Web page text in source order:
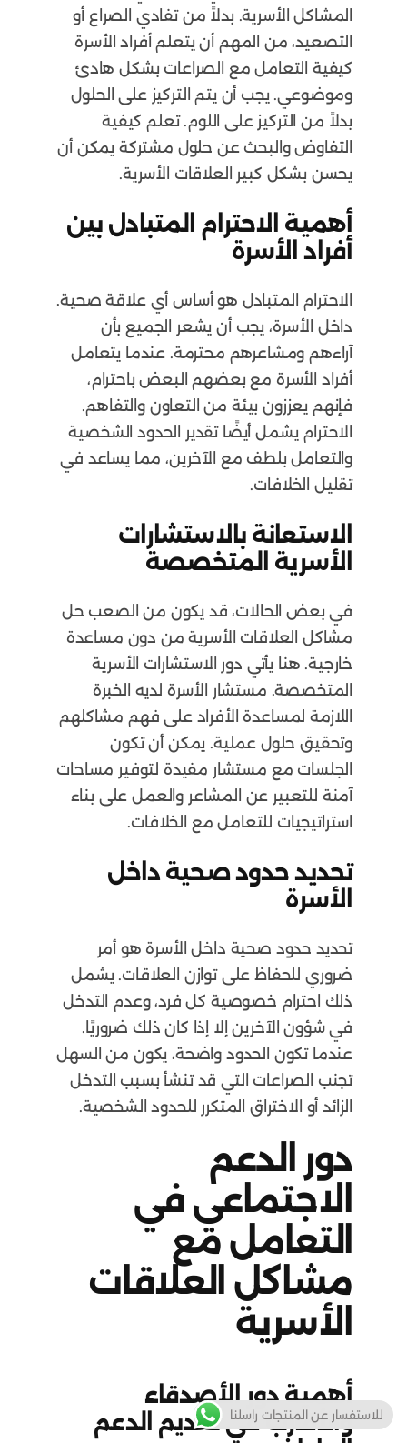
المشاكل الأسرية. بدلاً من تفادي الصراع أو
التصعيد، من المهم أن يتعلم أفراد الأسرة
كيفية التعامل مع الصراعات بشكل هادئ
وموضوعي. يجب أن يتم التركيز على الحلول
بدلاً من التركيز على اللوم. تعلم كيفية
التفاوض والبحث عن حلول مشتركة يمكن أن
يحسن بشكل كبير العلاقات الأسرية.
أهمية الاحترام المتبادل بين
أفراد الأسرة
الاحترام المتبادل هو أساس أي علاقة صحية.
داخل الأسرة، يجب أن يشعر الجميع بأن
آراءهم ومشاعرهم محترمة. عندما يتعامل
أفراد الأسرة مع بعضهم البعض باحترام،
فإنهم يعززون بيئة من التعاون والتفاهم.
الاحترام يشمل أيضًا تقدير الحدود الشخصية
والتعامل بلطف مع الآخرين، مما يساعد في
تقليل الخلافات.
الاستعانة بالاستشارات
الأسرية المتخصصة
في بعض الحالات، قد يكون من الصعب حل
مشاكل العلاقات الأسرية من دون مساعدة
خارجية. هنا يأتي دور الاستشارات الأسرية
المتخصصة. مستشار الأسرة لديه الخبرة
اللازمة لمساعدة الأفراد على فهم مشاكلهم
وتحقيق حلول عملية. يمكن أن تكون
الجلسات مع مستشار مفيدة لتوفير مساحات
آمنة للتعبير عن المشاعر والعمل على بناء
استراتيجيات للتعامل مع الخلافات.
تحديد حدود صحية داخل
الأسرة
تحديد حدود صحية داخل الأسرة هو أمر
ضروري للحفاظ على توازن العلاقات. يشمل
ذلك احترام خصوصية كل فرد، وعدم التدخل
في شؤون الآخرين إلا إذا كان ذلك ضروريًا.
عندما تكون الحدود واضحة، يكون من السهل
تجنب الصراعات التي قد تنشأ بسبب التدخل
الزائد أو الاختراق المتكرر للحدود الشخصية.
دور الدعم
الاجتماعي في
التعامل مع
مشاكل العلاقات
الأسرية
أهمية دور الأصدقاء
والأقارب في تقديم الدعم
للاستفسار عن المنتجات راسلنا